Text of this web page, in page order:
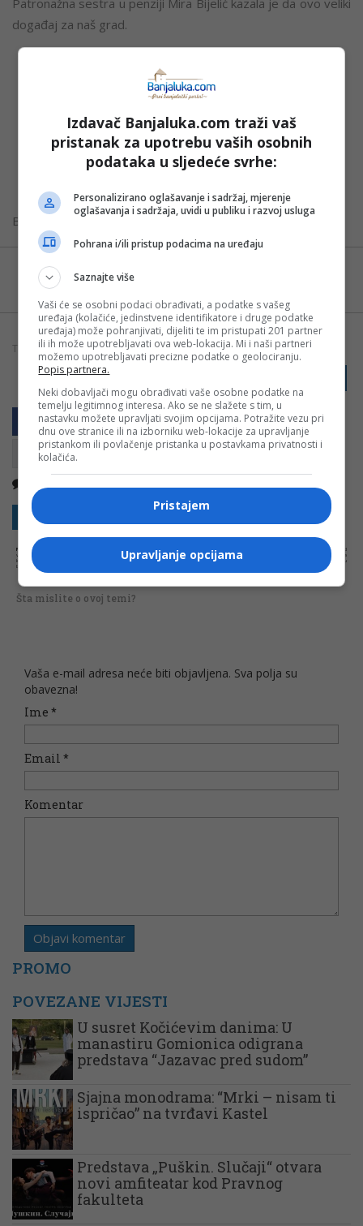
Patronažna sestra u penziji Mira Bijelić kazala je da ovo veliki
događaj za naš grad.
-Mnogo je predstava za odrasle, a evo sada i prvi put
ovakav događaj zahvaljujući podršci Odjeljenja za brigu
o porodici i demografiju Gradske uprave. Ovim i bebe i
njihovi roditelji znaju da nisu usamljeni, da ima neko ko
brine i o ovom segmentu njihovog života – navela je
Banjaluka.com/ Foto: V. Kresojević/ GUBL
Možete nas pratiti i putem aplikacije za
TAGOVI: BANJALUKA BEBE PREDSTAVA
Kopirati
Sakrij sve komentare Prikaži komentare
NAPOMENA:
Komentari odražavaju stavove njihovih autora, a ne nužno i stavove internet portala Banjaluka.com. Molimo korisnike da se suzdrže od
vrijeđanja, psovanja i vulgarnog izražavanja. Portal Banjaluka.com zadržava pravo da obriše komentar bez najave i objašnjenja. Zbog velikog broja
komentara Banjaluka.com nije dužan obrisati sve komentare koji krše pravila. Kao čitalac takođe prihvatate mogućnost da među komentarima mogu
biti pronađeni sadržaji koji mogu biti u suprotnosti sa vašim vjerskim, moralnim i drugim načelima i uvjerenjima.
Šta mislite o ovoj temi?
Vaša e-mail adresa neće biti objavljena. Sva polja su
obavezna!
Ime *
Email *
Komentar
PROMO
POVEZANE VIJESTI
U susret Kočićevim danima: U
manastiru Gomionica odigrana
predstava “Jazavac pred sudom”
Sjajna monodrama: “Mrki – nisam ti
ispričao” na tvrđavi Kastel
Predstava „Puškin. Slučaji“ otvara
novi amfiteatar kod Pravnog
fakulteta
Izdavač Banjaluka.com traži vaš
pristanak za upotrebu vaših osobnih
podataka u sljedeće svrhe:
Personalizirano oglašavanje i sadržaj, mjerenje
oglašavanja i sadržaja, uvidi u publiku i razvoj usluga
Pohrana i/ili pristup podacima na uređaju
Saznajte više
Vaši će se osobni podaci obrađivati, a podatke s vašeg
uređaja (kolačiće, jedinstvene identifikatore i druge podatke
uređaja) može pohranjivati, dijeliti te im pristupati 201 partner
ili ih može upotrebljavati ova web-lokacija. Mi i naši partneri
možemo upotrebljavati precizne podatke o geolociranju.
Popis partnera.
Neki dobavljači mogu obrađivati vaše osobne podatke na
temelju legitimnog interesa. Ako se ne slažete s tim, u
nastavku možete upravljati svojim opcijama. Potražite vezu pri
dnu ove stranice ili na izborniku web-lokacije za upravljanje
pristankom ili povlačenje pristanka u postavkama privatnosti i
kolačića.
Pristajem
Upravljanje opcijama